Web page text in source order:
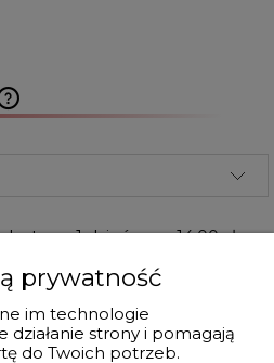
1 dzień
14,00 zł
od wysłania.
prywatność
im technologie
działanie strony i pomagają
do Twoich potrzeb.